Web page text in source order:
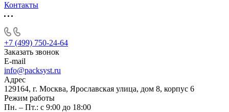
Контакты
+7 (499) 750-24-64
Заказать звонок
E-mail
info@packsyst.ru
Адрес
129164, г. Москва, Ярославская улица, дом 8, корпус 6
Режим работы
Пн. – Пт.: с 9:00 до 18:00